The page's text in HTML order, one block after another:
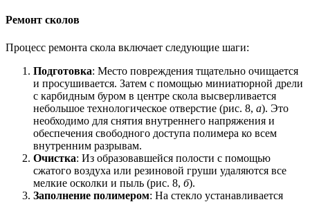
Ремонт сколов
Процесс ремонта скола включает следующие шаги:
Подготовка: Место повреждения тщательно очищается
и просушивается. Затем с помощью миниатюрной дрели
с карбидным буром в центре скола высверливается
небольшое технологическое отверстие (рис. 8, а). Это
необходимо для снятия внутреннего напряжения и
обеспечения свободного доступа полимера ко всем
внутренним разрывам.
Очистка: Из образовавшейся полости с помощью
сжатого воздуха или резиновой груши удаляются все
мелкие осколки и пыль (рис. 8, б).
Заполнение полимером: На стекло устанавливается